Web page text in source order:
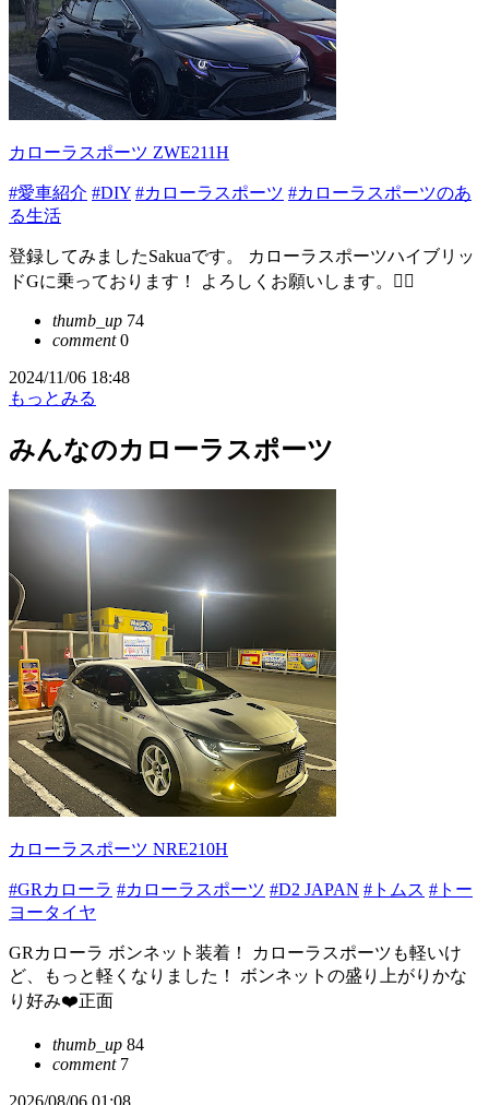
カローラスポーツ ZWE211H
#愛車紹介 #DIY #カローラスポーツ #カローラスポーツのあ
る生活
登録してみましたSakuaです。 カローラスポーツハイブリッ
ドGに乗っております！ よろしくお願いします。🙇‍♂️
thumb_up 74
comment0
2024/11/06 18:48
もっとみる
みんなのカローラスポーツ
カローラスポーツ NRE210H
#GRカローラ #カローラスポーツ #D2 JAPAN #トムス #トー
ヨータイヤ
GRカローラ ボンネット装着！ カローラスポーツも軽いけ
ど、もっと軽くなりました！ ボンネットの盛り上がりかな
り好み❤️正面
thumb_up 84
comment7
2026/08/06 01:08